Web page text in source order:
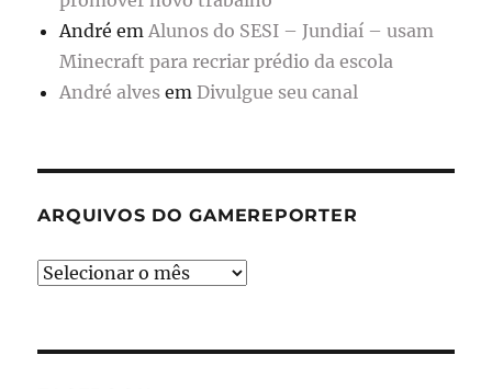
André emAlunos do SESI – Jundiaí – usam
Minecraft para recriar prédio da escola
André alves emDivulgue seu canal
ARQUIVOS DO GAMEREPORTER
Arquivos